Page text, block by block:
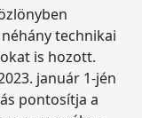
technikai
is hozott.
január 1-jén
pontosítja a